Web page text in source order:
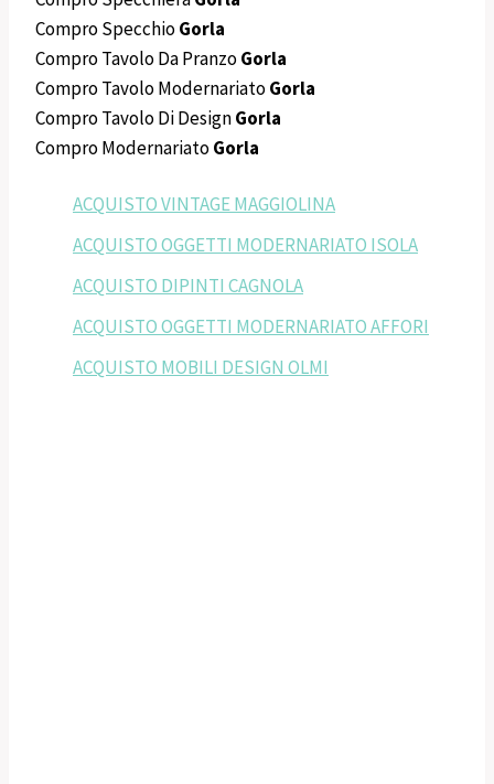
Compro SpecchioGorla
Compro Tavolo Da PranzoGorla
Compro Tavolo ModernariatoGorla
Compro Tavolo Di DesignGorla
Compro ModernariatoGorla
ACQUISTO VINTAGE MAGGIOLINA
ACQUISTO OGGETTI MODERNARIATO ISOLA
ACQUISTO DIPINTI CAGNOLA
ACQUISTO OGGETTI MODERNARIATO AFFORI
ACQUISTO MOBILI DESIGN OLMI